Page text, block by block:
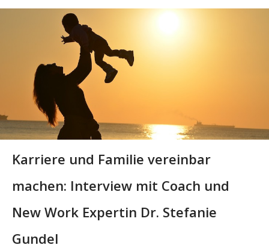
Karriere und Familie vereinbar
machen: Interview mit Coach und
New Work Expertin Dr. Stefanie
Gundel